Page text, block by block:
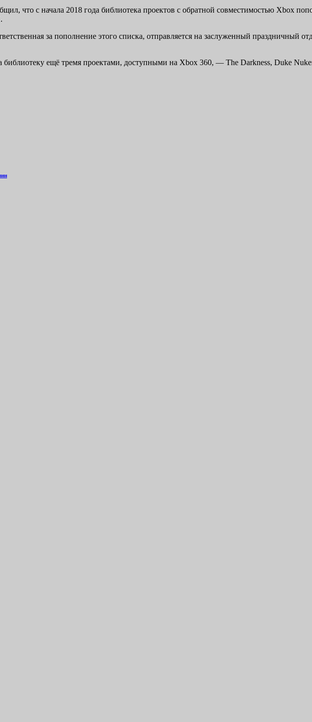
что с начала 2018 года библиотека проектов с обратной совместимостью Xbox
за пополнение этого списка, отправляется на заслуженный праздничный
библиотеку ещё тремя проектами, доступными на Xbox 360, — The Darkness, Duke